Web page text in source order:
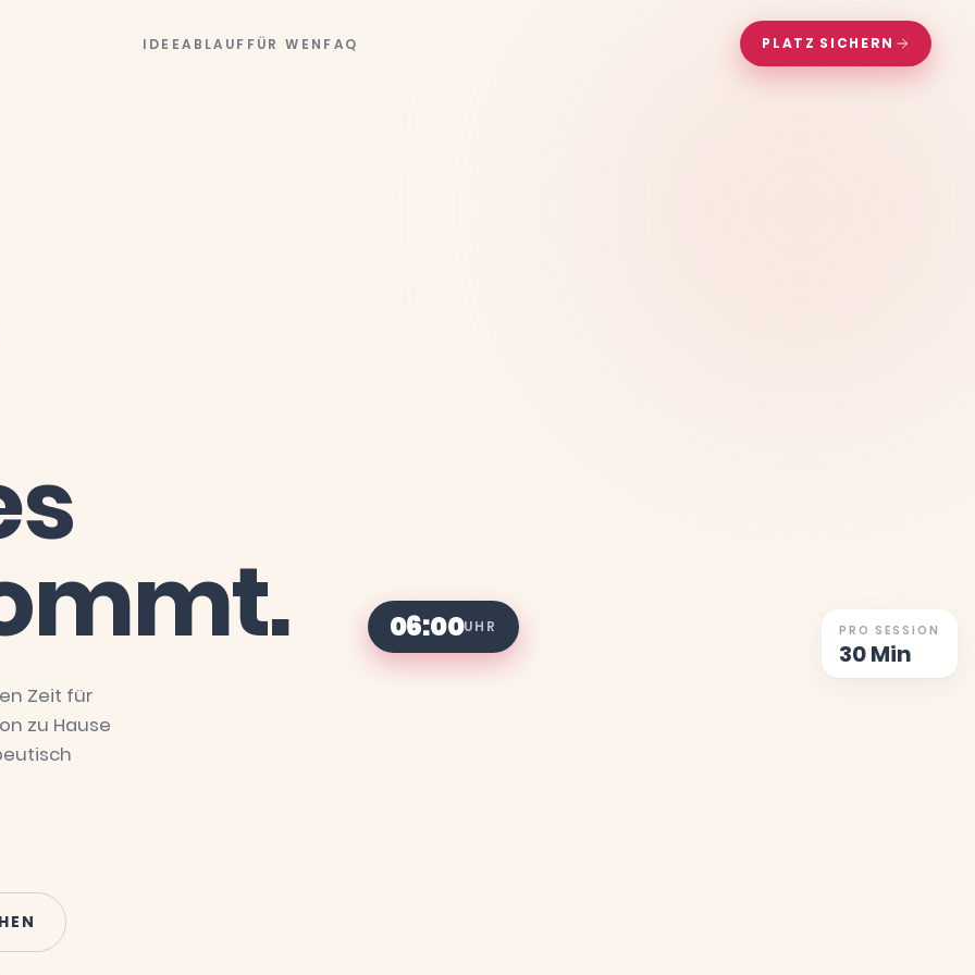
IDEEABLAUF FÜR WEN FAQ PLATZ SICHERN
Zeit für
zu Hause
06:00UHR PRO SESSION
30 Min